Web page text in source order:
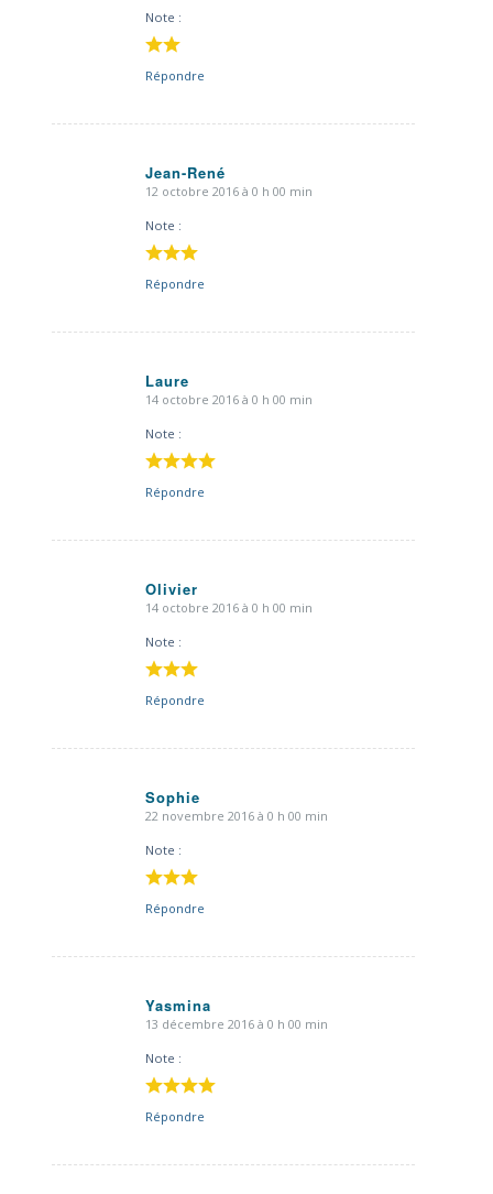
Note :
Répondre
Jean-René
dit
12 octobre 2016 à 0 h 00 min
Note :
Répondre
Laure
dit
14 octobre 2016 à 0 h 00 min
Note :
Répondre
Olivier
dit
14 octobre 2016 à 0 h 00 min
Note :
Répondre
Sophie
dit
22 novembre 2016 à 0 h 00 min
Note :
Répondre
Yasmina
dit
13 décembre 2016 à 0 h 00 min
Note :
Répondre